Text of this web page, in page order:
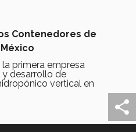
Contenedores de
primera empresa
desarrollo de
vertical en